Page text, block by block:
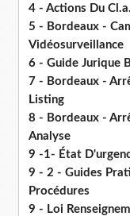
4 - Actions Du
5 - Bordeaux -
Vidéosurveillance
6 - Guide Jurique
7 - Bordeaux -
Listing
8 - Bordeaux -
Analyse
9 -1- État
9 - 2 - Guides
Procédures
9 - Loi